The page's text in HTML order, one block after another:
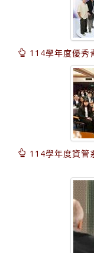
114學年度優秀
114學年度資管